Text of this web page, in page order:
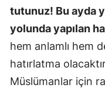
tutunuz! Bu ayda
yolunda yapılan
hem anlamlı hem
hatırlatma
Müslümanlar için